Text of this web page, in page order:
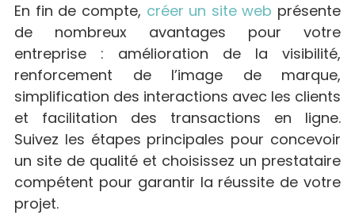
En fin de compte, créer un site web présente
de nombreux avantages pour votre
entreprise : amélioration de la visibilité,
renforcement de l’image de marque,
simplification des interactions avec les clients
et facilitation des transactions en ligne.
Suivez les étapes principales pour concevoir
un site de qualité et choisissez un prestataire
compétent pour garantir la réussite de votre
projet.